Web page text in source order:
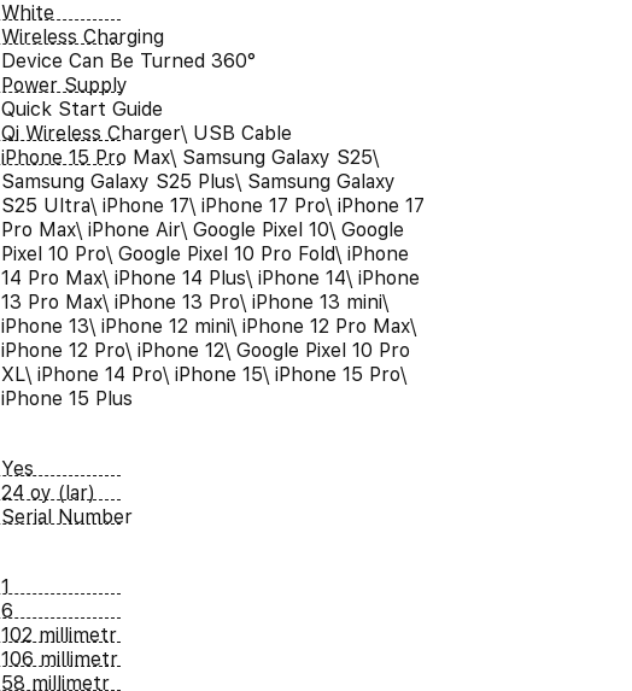
White
Wireless Charging
Device Can Be Turned 360°
Power Supply
Quick Start Guide
Qi Wireless Charger\ USB Cable
iPhone 15 Pro Max\ Samsung Galaxy S25\
Samsung Galaxy S25 Plus\ Samsung Galaxy
S25 Ultra\ iPhone 17\ iPhone 17 Pro\ iPhone 17
Pro Max\ iPhone Air\ Google Pixel 10\ Google
Pixel 10 Pro\ Google Pixel 10 Pro Fold\ iPhone
14 Pro Max\ iPhone 14 Plus\ iPhone 14\ iPhone
13 Pro Max\ iPhone 13 Pro\ iPhone 13 mini\
iPhone 13\ iPhone 12 mini\ iPhone 12 Pro Max\
iPhone 12 Pro\ iPhone 12\ Google Pixel 10 Pro
XL\ iPhone 14 Pro\ iPhone 15\ iPhone 15 Pro\
iPhone 15 Plus
Yes
24 oy (lar)
Serial Number
1
6
102 millimetr
106 millimetr
58 millimetr